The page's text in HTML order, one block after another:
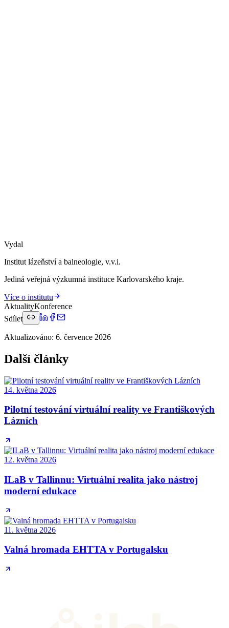
Vydal
Institut lázeňství a balneologie, v.v.i.
Jediná veřejná výzkumná instituce Karlovarského kraje.
Více o institutu
AktualityKonference
Sdílet
Aktualizováno: 6. července 2026
Další články
14. května 2026
Pilotní testování virtuální reality ve Františkových
Lázních
12. května 2026
ILaB v Tallinnu: Virtuální realita jako nástroj
moderní edukace
11. května 2026
Valná hromada EHTTA v Portugalsku